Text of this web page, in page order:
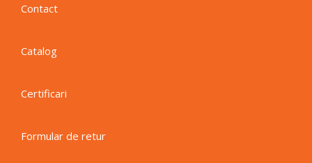
Contact
Catalog
Certificari
Formular de retur